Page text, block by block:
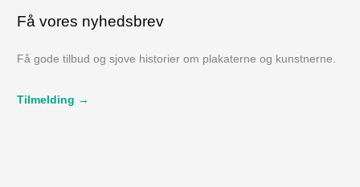
Få vores nyhedsbrev
Få gode tilbud og sjove historier om plakaterne og kunstnerne.
Tilmelding →